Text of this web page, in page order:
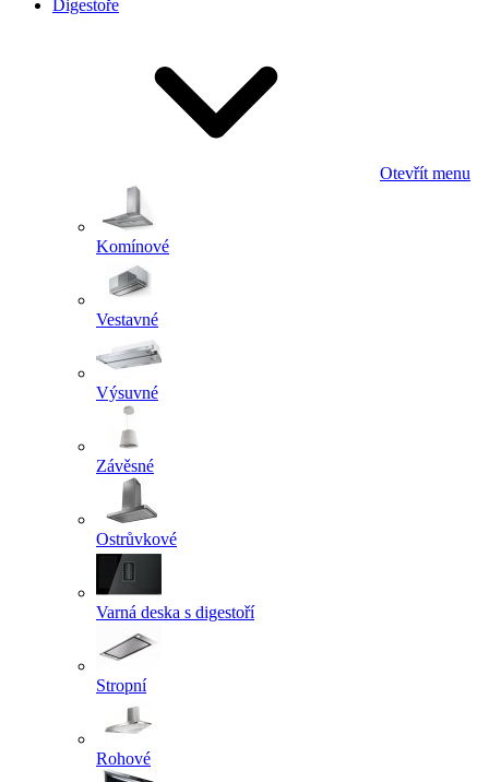
Digestoře
Otevřít menu
Komínové
Vestavné
Výsuvné
Závěsné
Ostrůvkové
Varná deska s digestoří
Stropní
Rohové